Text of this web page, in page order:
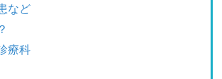
など
療科